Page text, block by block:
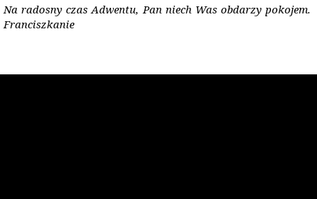
Na radosny czas Adwentu, Pan niech Was obdarzy pokojem.
Franciszkanie